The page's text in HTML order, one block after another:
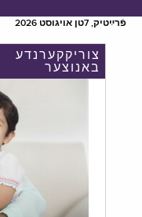
פֿרײַטיק, 7טן אויגוסט 2026
צוריקקערנדע
באנוצער